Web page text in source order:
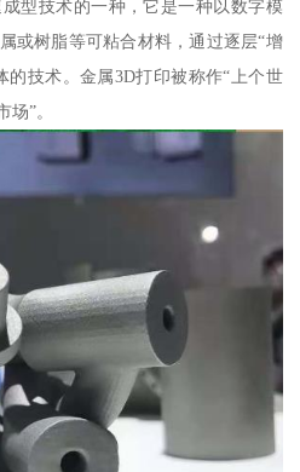
型技术的一种，它是一种以数字模
或树脂等可粘合材料，通过逐层“增
的技术。金属3D打印被称作“上个世
”。